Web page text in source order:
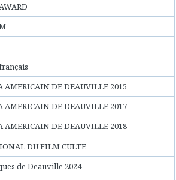
AMERICAIN DE DEAUVILLE 2015
AMERICAIN DE DEAUVILLE 2017
AMERICAIN DE DEAUVILLE 2018
DU FILM CULTE
de Deauville 2024